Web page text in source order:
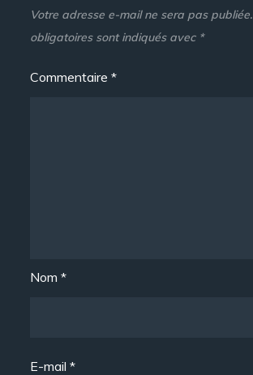
Votre adresse e-mail ne sera pas publiée.
obligatoires sont indiqués avec *
Commentaire*
Nom*
E-mail*